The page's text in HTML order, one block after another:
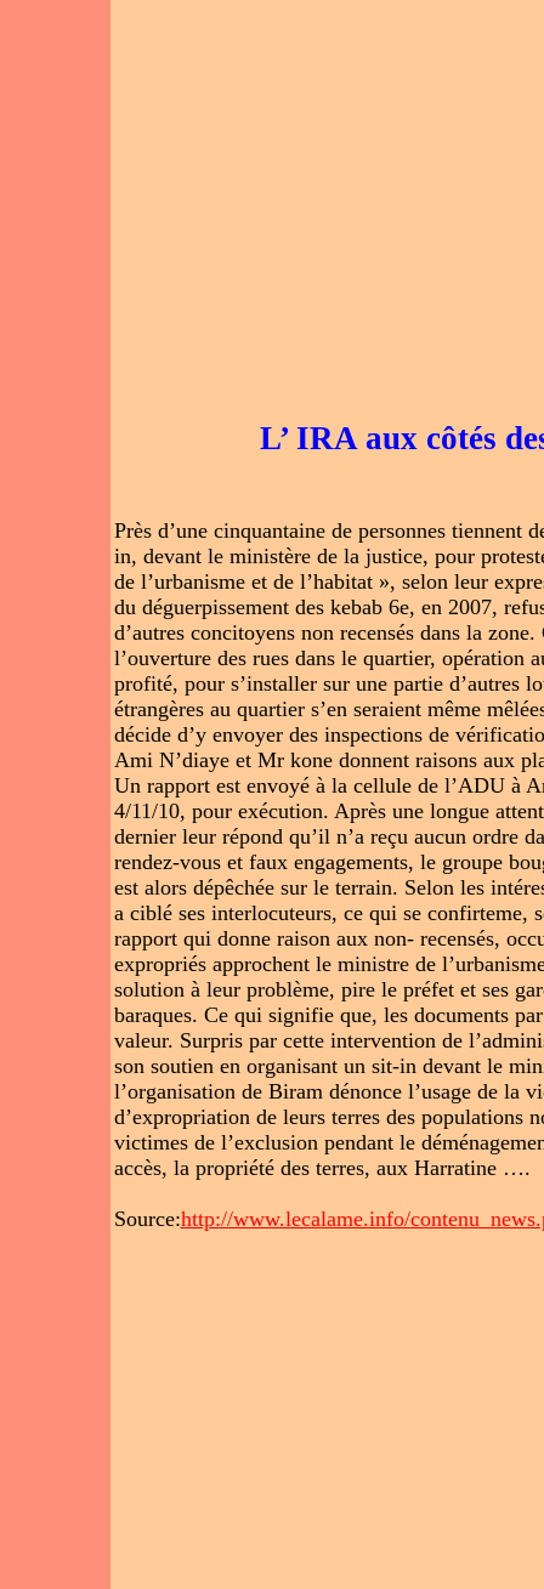
L’ IRA aux côtés
Près d’une cinquantaine de personnes
in, devant le ministère de la justice, pour
de l’urbanisme et de l’habitat », selon leur
du déguerpissement des kebab 6e, en 2007,
d’autres concitoyens non recensés dans la
l’ouverture des rues dans le quartier, opération
profité, pour s’installer sur une partie d’autres
étrangères au quartier s’en seraient même
décide d’y envoyer des inspections de
Ami N’diaye et Mr kone donnent raisons aux
Un rapport est envoyé à la cellule de l’ADU à
4/11/10, pour exécution. Après une longue
dernier leur répond qu’il n’a reçu aucun ordre
rendez-vous et faux engagements, le groupe
est alors dépêchée sur le terrain. Selon les
a ciblé ses interlocuteurs, ce qui se confirteme,
rapport qui donne raison aux non- recensés,
expropriés approchent le ministre de
solution à leur problème, pire le préfet et ses
baraques. Ce qui signifie que, les documents
valeur. Surpris par cette intervention de
son soutien en organisant un sit-in devant le
l’organisation de Biram dénonce l’usage de la
d’expropriation de leurs terres des populations
victimes de l’exclusion pendant le
accès, la propriété des terres, aux Harratine ….
Source:http://www.lecalame.info/